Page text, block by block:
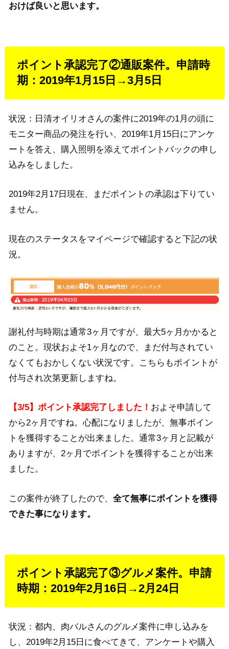
おけば良いと思います。
ポイント承認完了②通販案件。申請時
期：2019年1月15日→3月5日
状況：日清オイリオさんの案件に2019年の1月の頭に
モニター商品の発注を行い、2019年1月15日にアンケ
ートを答え、購入照明を添えてポイントバックの申し
込みをしました。
2019年2月17日現在、まだポイントの承認は下りてい
ません。
現在のステータスをマイページで確認すると下記の状
況。
謝礼付与時期は通常3ヶ月ですが、最大5ヶ月かかると
のこと。現状およそ1ヶ月なので、まだ付与されてい
なくてもおかしくない状況です。こちらもポイントが
付与され次第更新しますね。
【3/5】ポイント承認完了しました！ およそ申請して
から2ヶ月ですね。心配になりましたが、無事ポイン
トを獲得することが出来ました。通常3ヶ月と記載が
ありますが、2ヶ月でポイントを獲得することが出来
ました。
この案件が終了したので、全て無事にポイントを獲得
できた事になります。
ポイント承認完了③グルメ案件。申請
時期：2019年2月16日→2月24日
状況：都内、肉バルさんのグルメ案件に申し込みを
し、2019年2月15日に食べてきて、アンケートや購入